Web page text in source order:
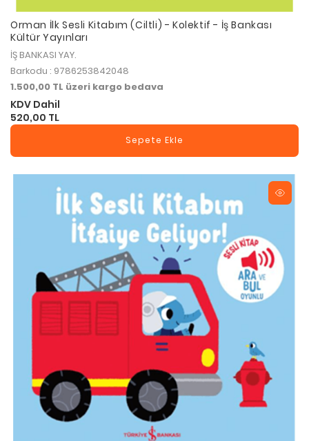
Orman İlk Sesli Kitabım (Ciltli) - Kolektif - İş Bankası
Kültür Yayınları
İŞ BANKASI YAY.
Barkodu : 9786253842048
1.500,00 TL üzeri kargo bedava
KDV Dahil
520,00 TL
Sepete Ekle